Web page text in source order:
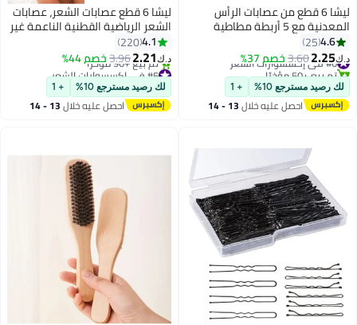
ليشا 6 قطع من عصابات الرأس
المعدنية مع 5 أربطة مطاطية
للرجال والنساء عصابات الرأس
العصرية، عصابات الشعر المتموجة
للجنسين عصابات الرأس الرياضية
الخارجية إكسسوارات الشعر
المطاطية البسيطة المانعة للانزلاق
4.6
25
د.ك‏2.25
3.60خصم 37% #6 في إكسسوارات الشعر
تم بيع +50 مؤخرًا
#6 في إكسسوارات الشعر
لك رصيد مسترجع 10% + 1
احصل عليه خلال 13 - 14
ليشا 6 قطع عصابات الشعر، عصابات
الشعر الرياضية القطنية الناعمة غير
الانزلاق، عصابات الشعر الصيفية
الرقيقة، عصابات الشعر القطنية
الناعمة لليوغا، التمرن، الجري، ركوب
الدراجات (أسود، رمادي، أبيض)
4.1
220
د.ك‏2.21
3.96خصم 44%
#5 في إكسسوارات الشعر
أقل سعر في 30 يوم
تم بيع +90 مؤخرًا
#5 في إكسسوارات الشعر
لك رصيد مسترجع 10% + 1
احصل عليه خلال 13 - 14